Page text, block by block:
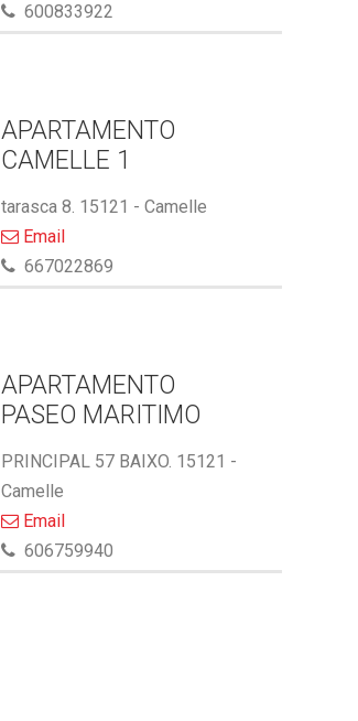
600833922
APARTAMENTO
CAMELLE 1
tarasca 8. 15121 - Camelle
Email
667022869
APARTAMENTO
PASEO MARITIMO
PRINCIPAL 57 BAIXO. 15121 -
Camelle
Email
606759940